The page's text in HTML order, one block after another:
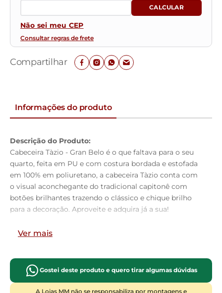
Não sei meu CEP
Consultar regras de frete
Compartilhar
Informações do produto
Descrição do Produto:
Cabeceira Tàzio - Gran Belo é o que faltava para o seu
quarto, feita em PU e com costura bordada e estofada
em 100% em poliuretano, a cabeceira Tàzio conta com
o visual aconchegante do tradicional capitonê com
botões brilhantes trazendo o clássico e chique brilho
para a decoração. Aproveite e adquira já a sua!
Altura:125cm
Profundidade:
Características do Produto:
Ver mais
Gostei deste produto e quero tirar algumas dúvidas
A Lojas MM não se responsabiliza por montagens e